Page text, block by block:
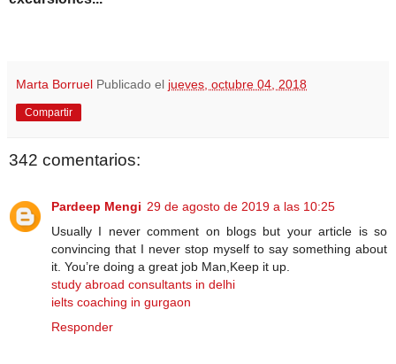
Marta Borruel Publicado el jueves, octubre 04, 2018
Compartir
342 comentarios:
Pardeep Mengi 29 de agosto de 2019 a las 10:25
Usually I never comment on blogs but your article is so
convincing that I never stop myself to say something about
it. You’re doing a great job Man,Keep it up.
study abroad consultants in delhi
ielts coaching in gurgaon
Responder